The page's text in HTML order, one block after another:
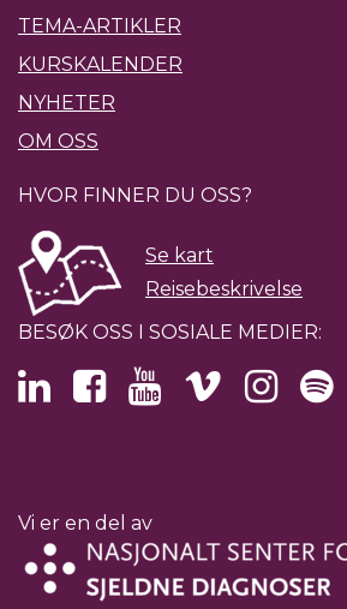
TEMA-ARTIKLER
KURSKALENDER
NYHETER
OM OSS
HVOR FINNER DU OSS?
Se kart
Reisebeskrivelse
BESØK OSS I SOSIALE MEDIER:
Vi er en del av